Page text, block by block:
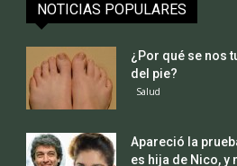
NOTICIAS POPULARES
¿Por qué se nos
del pie?
Salud
Apareció la
es hija de Nico, y